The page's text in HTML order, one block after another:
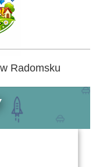
Radomsku